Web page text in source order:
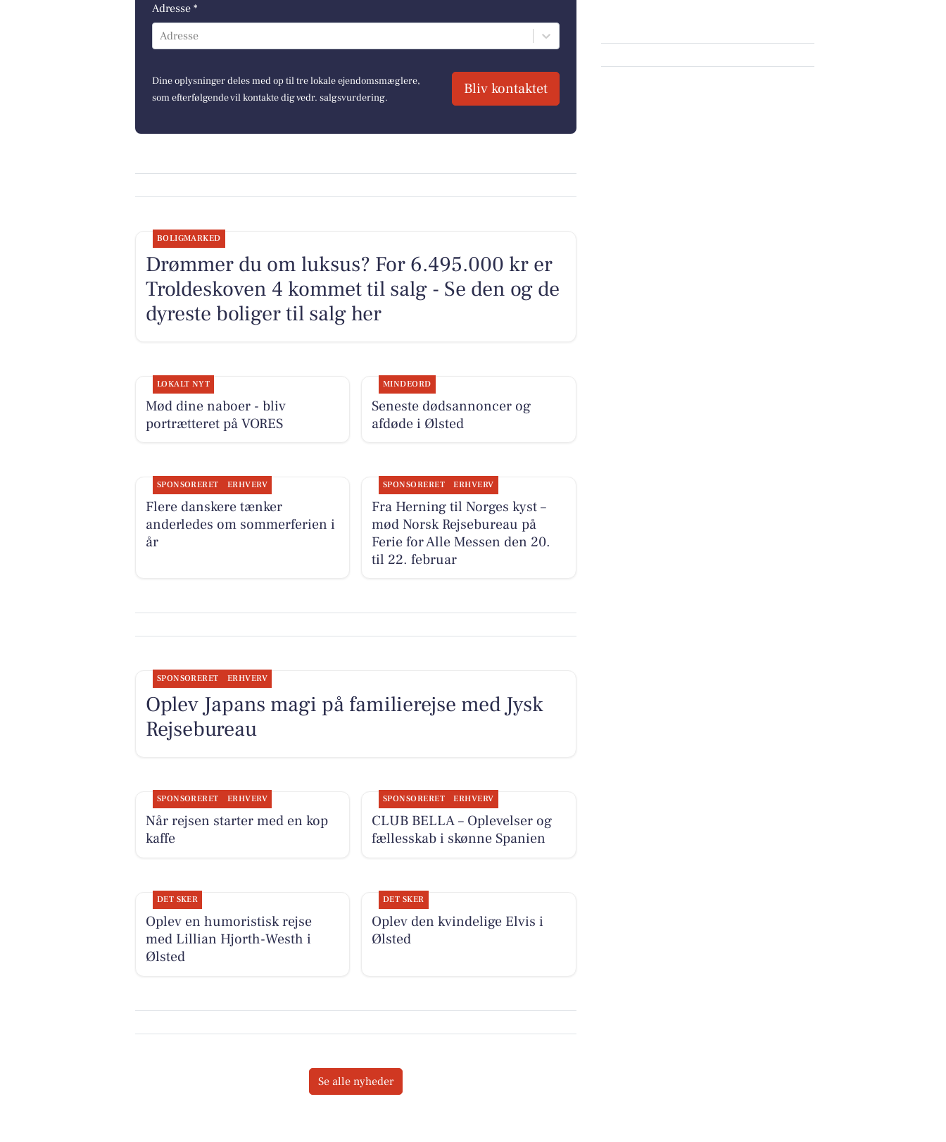
Adresse *
Adresse
Dine oplysninger deles med op til tre lokale ejendomsmæglere,
som efterfølgende vil kontakte dig vedr. salgsvurdering.
Bliv kontaktet
BOLIGMARKED
Drømmer du om luksus? For 6.495.000 kr er
Troldeskoven 4 kommet til salg - Se den og de
dyreste boliger til salg her
LOKALT NYT
Mød dine naboer - bliv
portrætteret på VORES
MINDEORD
Seneste dødsannoncer og
afdøde i Ølsted
SPONSORERET ERHVERV
Flere danskere tænker
anderledes om sommerferien i
år
SPONSORERET ERHVERV
Fra Herning til Norges kyst –
mød Norsk Rejsebureau på
Ferie for Alle Messen den 20.
til 22. februar
SPONSORERET ERHVERV
Oplev Japans magi på familierejse med Jysk
Rejsebureau
SPONSORERET ERHVERV
Når rejsen starter med en kop
kaffe
SPONSORERET ERHVERV
CLUB BELLA – Oplevelser og
fællesskab i skønne Spanien
DET SKER
Oplev en humoristisk rejse
med Lillian Hjorth-Westh i
Ølsted
DET SKER
Oplev den kvindelige Elvis i
Ølsted
Se alle nyheder